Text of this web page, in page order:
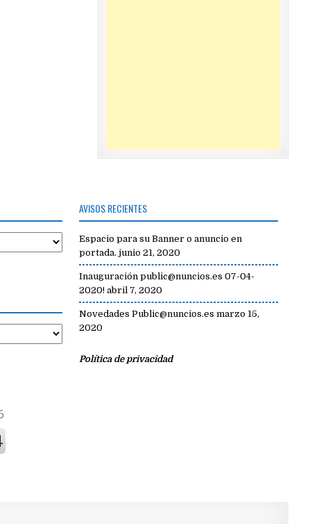
AVISOS RECIENTES
Espacio para su Banner o anuncio en
portada. junio 21, 2020
Inauguración public@nuncios.es 07-04-
2020! abril 7, 2020
Novedades Public@nuncios.es marzo 15,
2020
Política de privacidad